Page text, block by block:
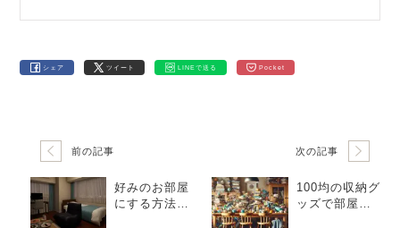
シェア ツイート LINEで送る Pocket
前の記事
好みのお部屋
にする方法｜
次の記事
100均の収納グ
ッズで部屋が